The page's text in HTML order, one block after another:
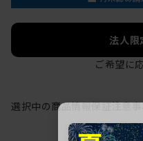
法人
ご希望に
選択中の商品情報保証注意